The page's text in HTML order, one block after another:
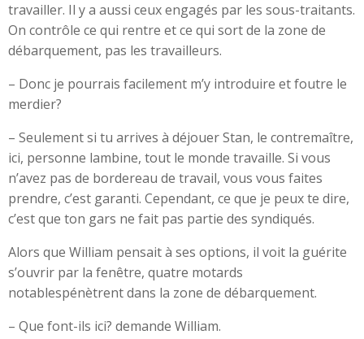
travailler. Il y a aussi ceux engagés par les sous-traitants.
On contrôle ce qui rentre et ce qui sort de la zone de
débarquement, pas les travailleurs.
– Donc je pourrais facilement m’y introduire et foutre le
merdier?
– Seulement si tu arrives à déjouer Stan, le contremaître,
ici, personne lambine, tout le monde travaille. Si vous
n’avez pas de bordereau de travail, vous vous faites
prendre, c’est garanti. Cependant, ce que je peux te dire,
c’est que ton gars ne fait pas partie des syndiqués.
Alors que William pensait à ses options, il voit la guérite
s’ouvrir par la fenêtre, quatre motards
notablespénètrent dans la zone de débarquement.
– Que font-ils ici? demande William.